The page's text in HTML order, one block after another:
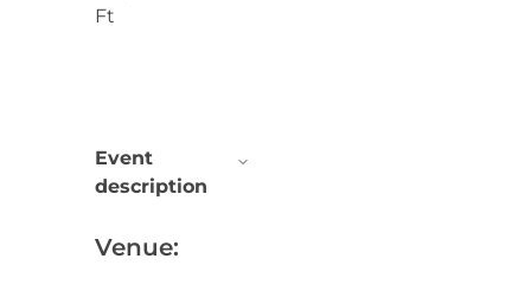
Ft
Event
description
Venue: